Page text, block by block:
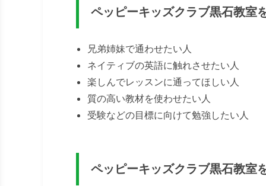
ペッピーキッズクラブ黒石教室
兄弟姉妹で通わせたい人
ネイティブの英語に触れさせたい人
楽しんでレッスンに通ってほしい人
質の高い教材を使わせたい人
受験などの目標に向けて勉強したい人
ペッピーキッズクラブ黒石教室